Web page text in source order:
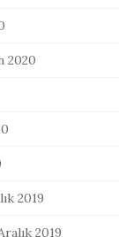
2020
2019
2019